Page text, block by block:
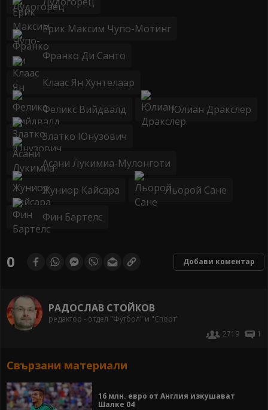
Ерик Максим Чупо-Мотинг
Франко Ди Санто
Клаас Ян Хунтелаар
Феликс Вийдвалд Юлиан Дракслер
Златко Юнузович
Асани Лукимиа-Мулонготи
Жуниор Кайсара Льорой Сане
Фин Бартелс
0 Добави коментар
РАДОСЛАВ СТОЙКОВ
редактор - отдел "Футбол" и "Спорт"
2719
1
Свързани материали
16 млн. евро от Англия изкушават
Шалке 04